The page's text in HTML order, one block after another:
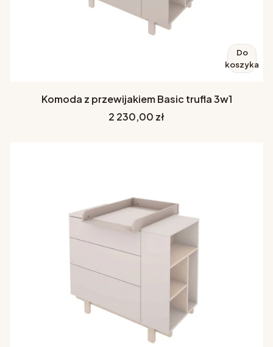
Do
koszyka
Komoda z przewijakiem Basic trufla 3w1
Cena
2 230,00 zł